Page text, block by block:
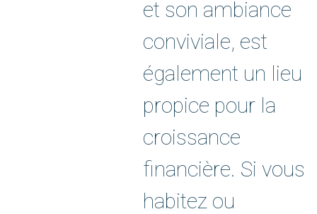
et son ambiance
conviviale, est
également un lieu
propice pour la
croissance
financière. Si vous
habitez ou